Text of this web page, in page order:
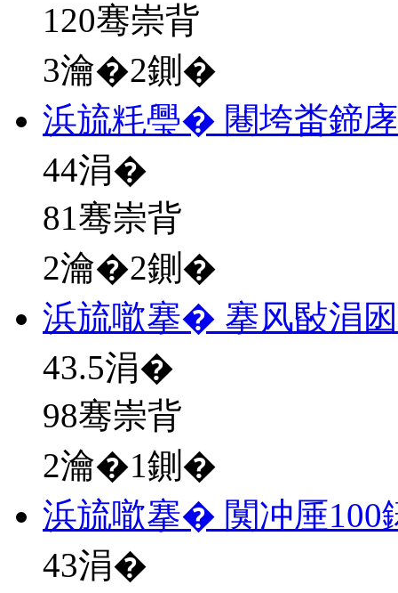
120骞崇背
3瀹�2鍘�
浜旈粍璺� 闀垮畨鍗
44涓�
81骞崇背
2瀹�2鍘�
浜旈噷搴� 搴风敯涓
43.5涓�
98骞崇背
2瀹�1鍘�
浜旈噷搴� 闃冲厜100
43涓�